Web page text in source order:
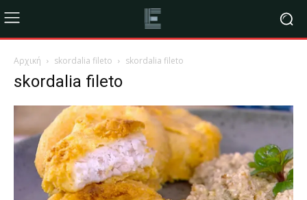
Αρχική skordalia fileto skordalia fileto
skordalia fileto